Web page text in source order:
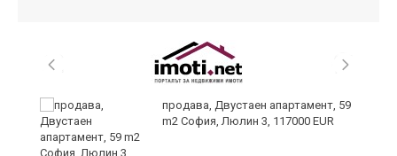
продава, Двустаен апартамент, 59
m2 София, Люлин 3, 117000 EUR